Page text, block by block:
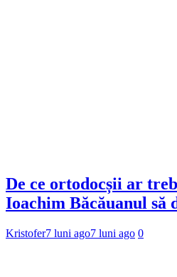
De ce ortodocșii ar
Ioachim Băcăuanul să
Kristofer7 luni ago7 luni ago 0